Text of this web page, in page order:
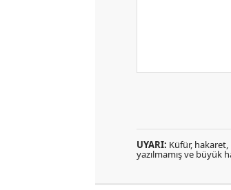
UYARI: Küfür, hakaret,
yazılmamış ve büyük